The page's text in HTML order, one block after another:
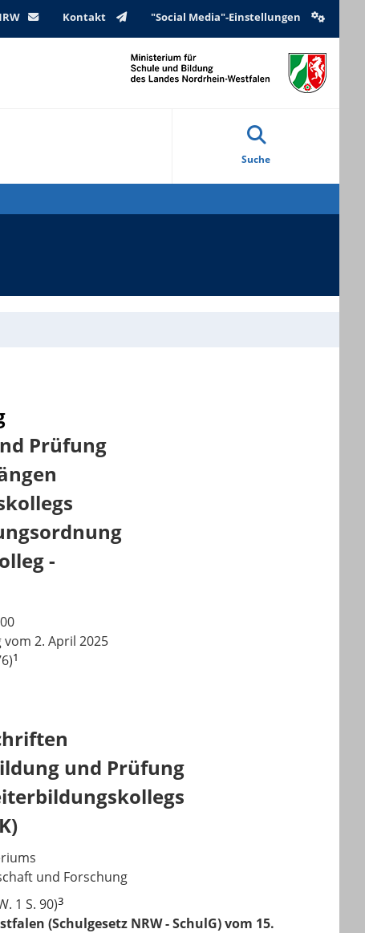
Kontakt "Social Media"-Einstellungen
Suche
Prüfung
-
2. April 2025
1
und Prüfung
und Forschung
1 S. 90)3
(Schulgesetz NRW - SchulG) vom 15.